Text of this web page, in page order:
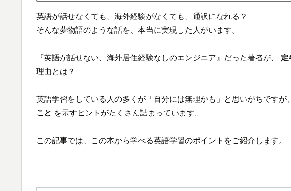
英語が話せなくても、海外経験がなくても、通訳になれる？
そんな夢物語のような話を、本当に実現した人がいます。
『英語が話せない、海外居住経験なしのエンジニア』だった著者が、 定
理由とは？
英語学習をしている人の多くが「自分には無理かも」と思いがちですが
こと を示すヒントがたくさん詰まっています。
この記事では、この本から学べる英語学習のポイントをご紹介します。